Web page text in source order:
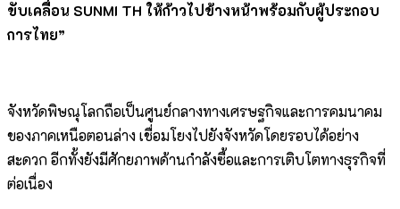
ขับเคลื่อน SUNMI TH ให้ก้าวไปข้างหน้าพร้อมกับผู้ประกอบ
การไทย”
จังหวัดพิษณุโลกถือเป็นศูนย์กลางทางเศรษฐกิจและการคมนาคม
ของภาคเหนือตอนล่าง เชื่อมโยงไปยังจังหวัดโดยรอบได้อย่าง
สะดวก อีกทั้งยังมีศักยภาพด้านกำลังซื้อและการเติบโตทางธุรกิจที่
ต่อเนื่อง